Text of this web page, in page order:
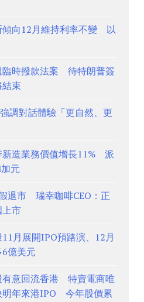
傾向12月維持利率不變 以
臨時撥款法案 待特朗普簽
束
調對話體驗「更自然、更
新造業務價值增長11% 派
元
退市 瑞幸咖啡CEO：正
市
月展開IPO預路演、12月
億美元
有意回流香港 特賣電商唯
明年來港IPO 今年股價累